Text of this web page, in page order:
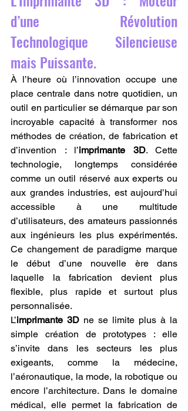
d’une Révolution
Technologique Silencieuse
mais Puissante.
À l’heure où l’innovation occupe une
place centrale dans notre quotidien, un
outil en particulier se démarque par son
incroyable capacité à transformer nos
méthodes de création, de fabrication et
d’invention : l’imprimante 3D. Cette
technologie, longtemps considérée
comme un outil réservé aux experts ou
aux grandes industries, est aujourd’hui
accessible à une multitude
d’utilisateurs, des amateurs passionnés
aux ingénieurs les plus expérimentés.
Ce changement de paradigme marque
le début d’une nouvelle ère dans
laquelle la fabrication devient plus
flexible, plus rapide et surtout plus
personnalisée.
L’imprimante 3D ne se limite plus à la
simple création de prototypes : elle
s’invite dans les secteurs les plus
exigeants, comme la médecine,
l’aéronautique, la mode, la robotique ou
encore l’architecture. Dans le domaine
médical, elle permet la fabrication de